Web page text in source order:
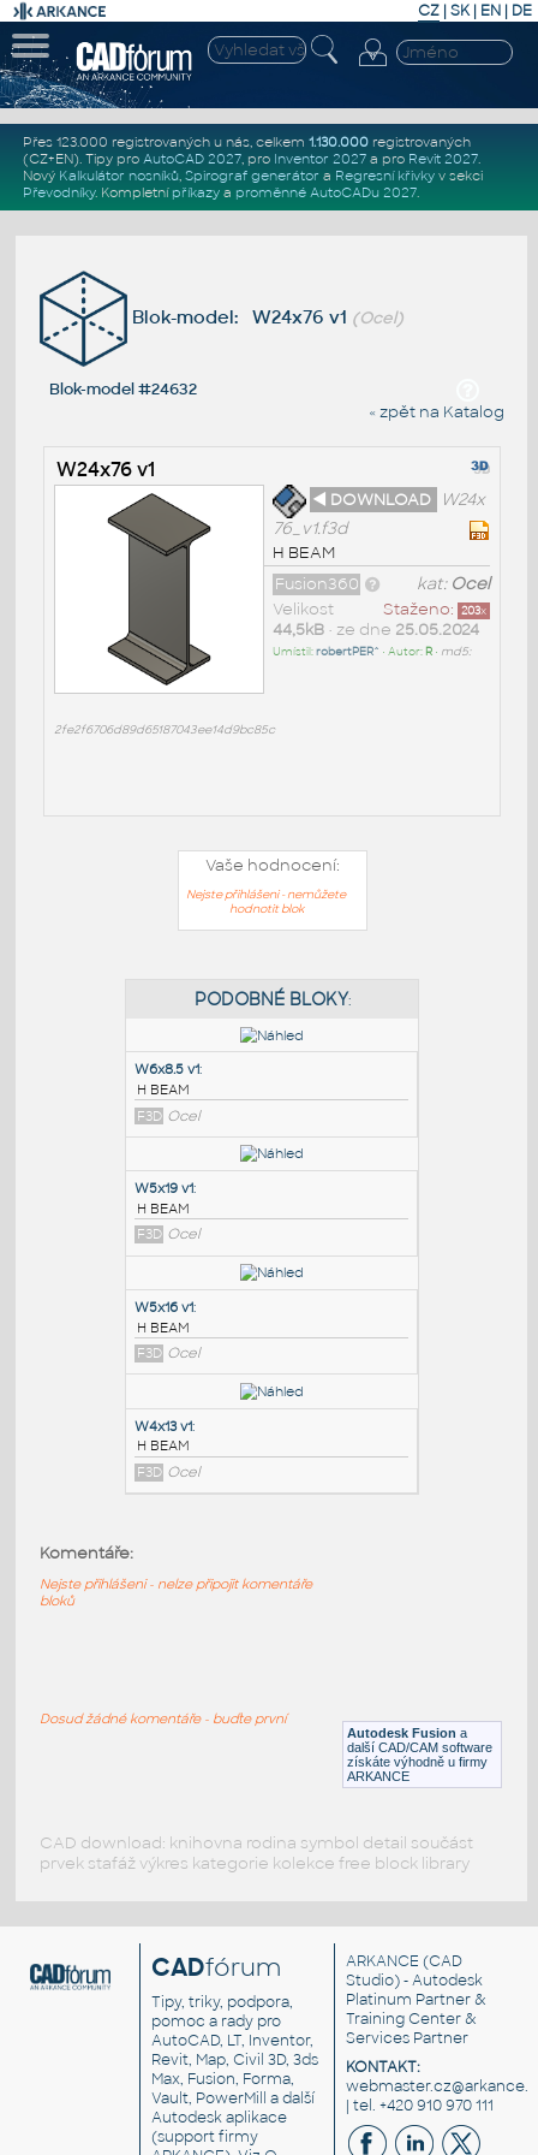
CZ | SK| EN | DE
Přes 123.000 registrovaných u nás, celkem 1.130.000registrovaných
(CZ+EN). Tipy pro AutoCAD 2027, pro Inventor 2027a pro Revit 2027.
Nový Kalkulátor nosníků, Spirograf generátor a Regresní křivkyv sekci
Převodníky. Kompletní příkazya proměnné AutoCADu 2027.
Blok-model: W24x76 v1 (Ocel)
Blok-model #24632
« zpět na Katalog
W24x76 v1
◄ DOWNLOAD
W24x
76_v1.f3d
H BEAM
kat: Ocel
Fusion360
Staženo: 203x
Velikost
44,5kB• ze dne 25.05.2024
Umístil:robertPER^ • Autor: R• md5:
2fe2f6706d89d65187043ee14d9bc85c
Vaše hodnocení:
Nejste přihlášeni - nemůžete
hodnotit blok
PODOBNÉ BLOKY:
W6x8.5 v1:
F3D Ocel
H BEAM
F3D Ocel
F3D Ocel
Autodesk Fusion a
další CAD/CAM software
získáte výhodně u firmy
ARKANCE
Komentáře:
Nejste přihlášeni - nelze připojit komentáře
bloků
Dosud žádné komentáře - buďte první
CAD download: knihovna rodina symbol detail součást
prvek stafáž výkres kategorie kolekce free block library
CADfórum
Tipy, triky, podpora,
pomoc a rady pro
AutoCAD, LT, Inventor,
Revit, Map, Civil 3D, 3ds
Max, Fusion, Forma,
Vault, PowerMill a další
Autodesk aplikace
(support firmy
ARKANCE (CAD
Studio) - Autodesk
Platinum Partner &
Training Center &
Services Partner
KONTAKT:
| tel. +420 910 970 111